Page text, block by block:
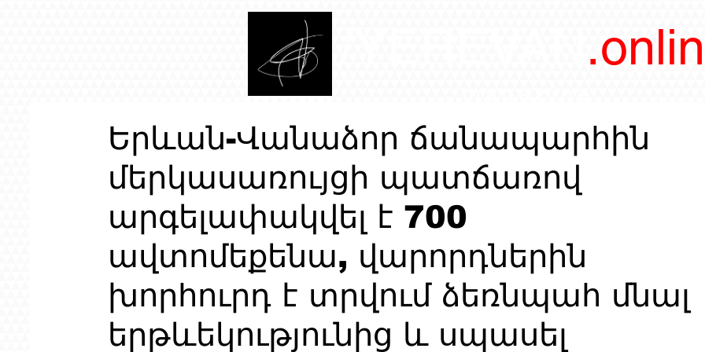
Երևան-Վանաձոր ճանապարհին
մերկասառույցի պատճառով
արգելափակվել է 700
ավտոմեքենա, վարորդներին
խորհուրդ է տրվում ձեռնպահ մնալ
երթևեկությունից և սպասել